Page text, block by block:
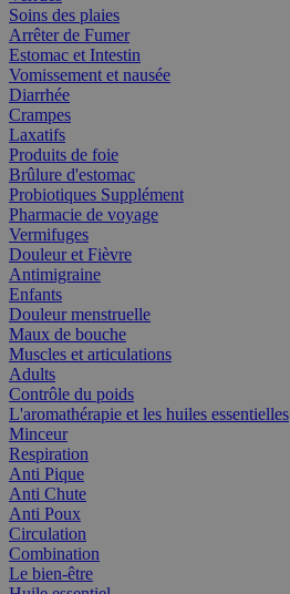
Soins des plaies
Arrêter de Fumer
Estomac et Intestin
Vomissement et nausée
Diarrhée
Crampes
Laxatifs
Produits de foie
Brûlure d'estomac
Probiotiques Supplément
Pharmacie de voyage
Vermifuges
Douleur et Fièvre
Antimigraine
Enfants
Douleur menstruelle
Maux de bouche
Muscles et articulations
Adults
Contrôle du poids
L'aromathérapie et les huiles essentielles
Minceur
Respiration
Anti Pique
Anti Chute
Anti Poux
Circulation
Combination
Le bien-être